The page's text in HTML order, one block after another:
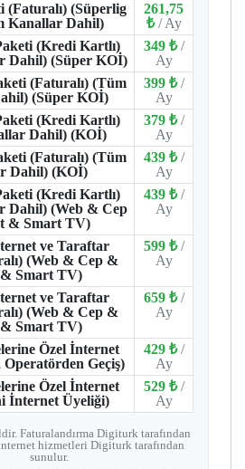
(Faturalı) (Süperlig
Kanallar Dahil)
261,75
₺ / Ay
(Kredi Kartlı)
Dahil) (Süper KOİ)
349 ₺ /
Ay
(Faturalı) (Tüm
(Süper KOİ)
399 ₺ /
Ay
(Kredi Kartlı)
Dahil) (KOİ)
379 ₺ /
Ay
(Faturalı) (Tüm
Dahil) (KOİ)
439 ₺ /
Ay
(Kredi Kartlı)
Dahil) (Web & Cep
& Smart TV)
439 ₺ /
Ay
ve Taraftar
(Web & Cep &
Smart TV)
599 ₺ /
Ay
ve Taraftar
(Web & Cep &
Smart TV)
659 ₺ /
Ay
Özel İnternet
Geçiş)
429 ₺ /
Ay
Özel İnternet
İnternet Üyeliği)
529 ₺ /
Ay
Faturalandırma Digiturk tarafından
hizmetleri Digiturk tarafından
sunulur.